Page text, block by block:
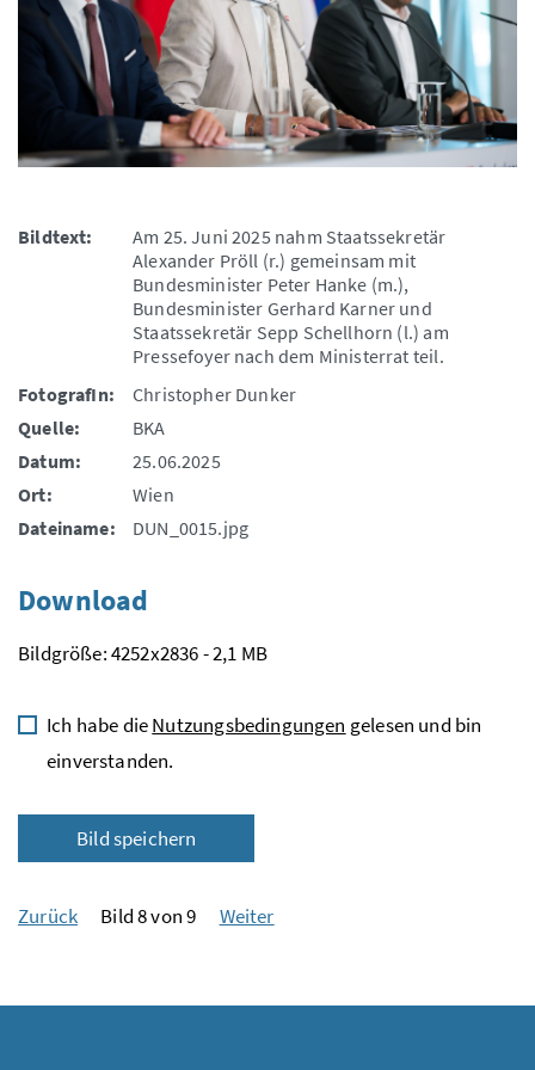
Bildtext:
Am 25. Juni 2025 nahm Staatssekretär
Alexander Pröll (r.) gemeinsam mit
Bundesminister Peter Hanke (m.),
Bundesminister Gerhard Karner und
Staatssekretär Sepp Schellhorn (l.) am
Pressefoyer nach dem Ministerrat teil.
FotografIn:
Christopher Dunker
Quelle:
BKA
Datum:
25.06.2025
Ort:
Wien
Dateiname:
DUN_0015.jpg
Download
Bildgröße: 4252x2836 - 2,1 MB
Ich habe dieNutzungsbedingungen gelesen und bin
einverstanden.
Bild speichern
Zurück Bild 8 von 9 Weiter